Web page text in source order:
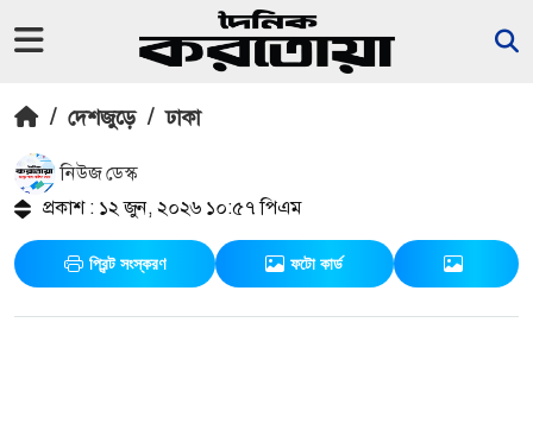
/ দেশজুড়ে / ঢাকা
নিউজ ডেস্ক
প্রকাশ : ১২ জুন, ২০২৬ ১০:৫৭ পিএম
প্রিন্ট সংস্করণ ফটো কার্ড